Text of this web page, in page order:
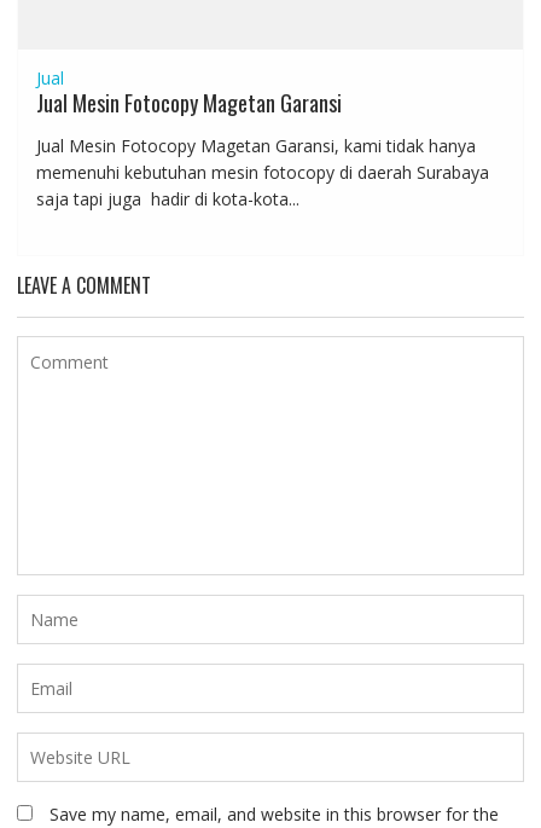
Jual
Jual Mesin Fotocopy Magetan Garansi
Jual Mesin Fotocopy Magetan Garansi, kami tidak hanya
memenuhi kebutuhan mesin fotocopy di daerah Surabaya
saja tapi juga hadir di kota-kota...
LEAVE A COMMENT
Save my name, email, and website in this browser for the